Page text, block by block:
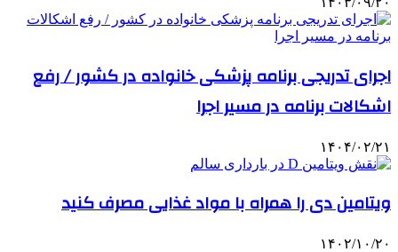
اجرای تدریجی برنامه پزشکی خانواده در کشور / رفع
اشکالات برنامه در مسیر اجرا
۱۴۰۴/۰۲/۲۱
ویتامین دی را همراه با مواد غذایی مصرف کنید
۱۴۰۲/۱۰/۲۰